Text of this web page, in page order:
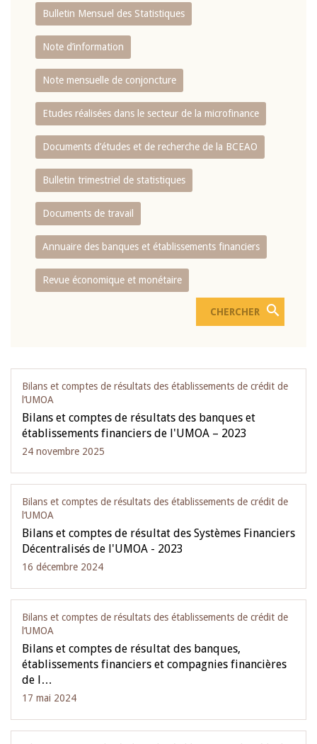
Bulletin Mensuel des Statistiques
Note d’information
Note mensuelle de conjoncture
Etudes réalisées dans le secteur de la microfinance
Documents d’études et de recherche de la BCEAO
Bulletin trimestriel de statistiques
Documents de travail
Annuaire des banques et établissements financiers
Revue économique et monétaire
Bilans et comptes de résultats des établissements de crédit de
l‘UMOA
Bilans et comptes de résultats des banques et
établissements financiers de l'UMOA – 2023
24 novembre 2025
Bilans et comptes de résultats des établissements de crédit de
l‘UMOA
Bilans et comptes de résultat des Systèmes Financiers
Décentralisés de l'UMOA - 2023
16 décembre 2024
Bilans et comptes de résultats des établissements de crédit de
l‘UMOA
Bilans et comptes de résultat des banques,
établissements financiers et compagnies financières
de l…
17 mai 2024